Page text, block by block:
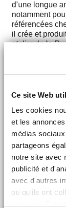
Ce site Web
Les cookies
et les
médias
partageons
notre site avec
publicité et
avec d'autres
ou qu'ils ont
d’une longue
notamment
référencées
il crée et
atelier de la
Au MOB
femmes, pour
de nos
faire
idéal pour
coopérative,
nos équipes
nous
femmes au
travail qui